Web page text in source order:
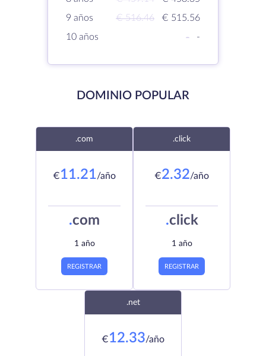
9 años
€ 516.46
€ 515.56
10 años
- -
DOMINIO POPULAR
.com
€11.21/año
.com
1 año
REGISTRAR
.click
€2.32/año
.click
1 año
REGISTRAR
.net
€12.33/año